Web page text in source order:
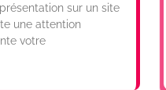
sur un site
une attention
votre